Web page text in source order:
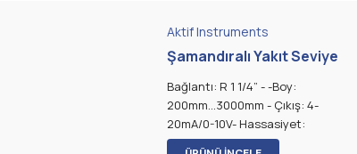
Aktif Instruments
Şamandıralı Yakıt Seviye
Sensörü
Bağlantı: R 1 1/4” - -Boy:
200mm...3000mm - Çıkış: 4-
20mA/0-10V- Hassasiyet:
15mm/10mm/5mm - Şamandıra: